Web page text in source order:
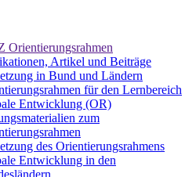
Artikel und Beiträge
in Bund und Ländern
für den Lernbereich
Entwicklung (OR)
zum
des Orientierungsrahmens
Entwicklung in den